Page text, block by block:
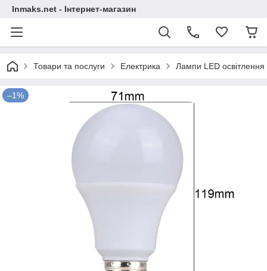
Inmaks.net - Інтернет-магазин
Товари та послуги Електрика Лампи LED освітлення
–1%